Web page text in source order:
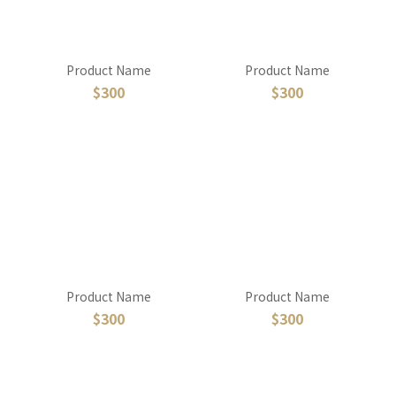
Product Name
$300
Product Name
$300
Product Name
$300
Product Name
$300